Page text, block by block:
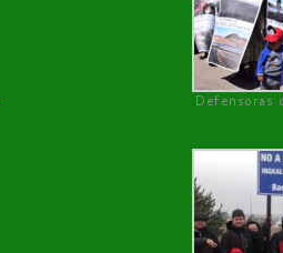
Defensoras